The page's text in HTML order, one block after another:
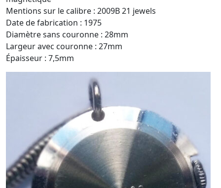
Mentions sur le calibre : 2009B 21 jewels
Date de fabrication : 1975
Diamètre sans couronne : 28mm
Largeur avec couronne : 27mm
Épaisseur : 7,5mm